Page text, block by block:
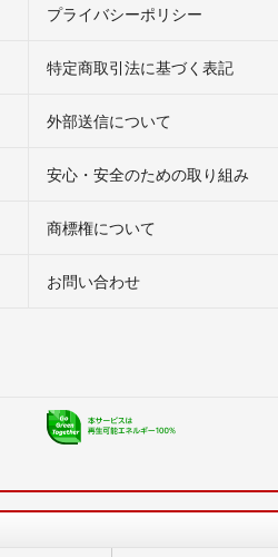
プライバシーポリシー
特定商取引法に基づく表記
外部送信について
安心・安全のための取り組み
商標権について
お問い合わせ